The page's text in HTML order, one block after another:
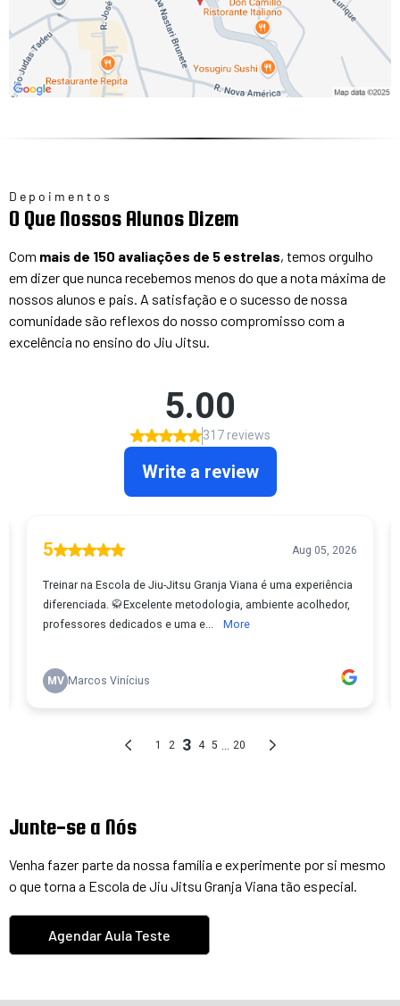
Depoimentos
O Que Nossos Alunos Dizem
Com mais de 150 avaliações de 5 estrelas, temos orgulho
em dizer que nunca recebemos menos do que a nota máxima de
nossos alunos e pais. A satisfação e o sucesso de nossa
comunidade são reflexos do nosso compromisso com a
excelência no ensino do Jiu Jitsu.
Junte-se a Nós
Venha fazer parte da nossa família e experimente por si mesmo
o que torna a Escola de Jiu Jitsu Granja Viana tão especial.
Agendar Aula Teste